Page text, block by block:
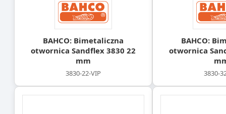
BAHCO: Bimetaliczna
otwornica Sandflex 3830 22
mm
3830-22-VIP
BAHCO:
otwornica
3830-